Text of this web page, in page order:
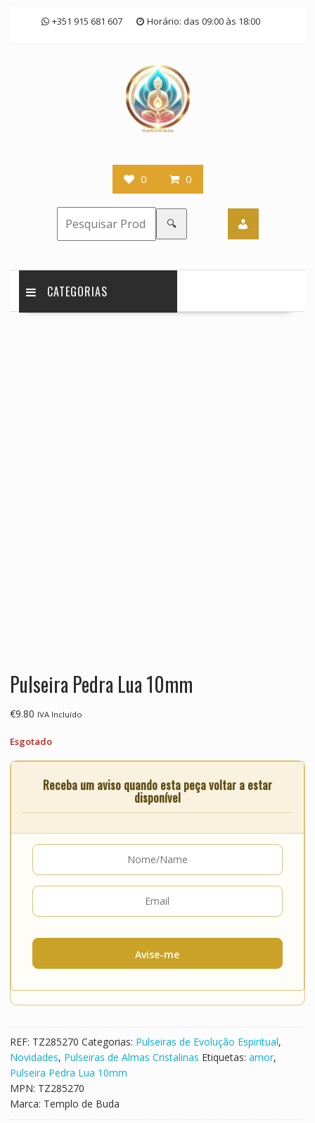
+351 915 681 607 Horário: das 09:00 às 18:00
0 0
🔍
CATEGORIAS
Pulseira Pedra Lua 10mm
€9.80 IVA Incluído
Esgotado
Receba um aviso quando esta peça voltar a estar
disponível
Avise-me
REF: TZ285270 Categorias: Pulseiras de Evolução Espiritual,
Novidades, Pulseiras de Almas Cristalinas Etiquetas: amor,
Pulseira Pedra Lua 10mm
MPN: TZ285270
Marca: Templo de Buda